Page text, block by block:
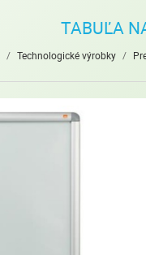
TABUĽA
/ Technologické výrobky /